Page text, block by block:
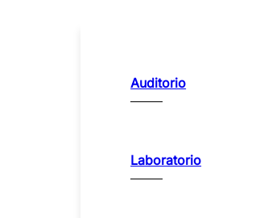
Auditorio
Laboratorio